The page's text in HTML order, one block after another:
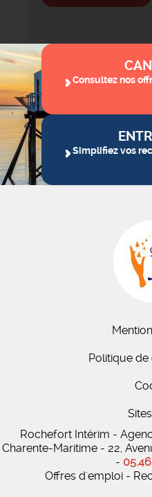
Consultez nos
Simplifiez vos
Politique
Rochefort Intérim -
Charente-Maritime - 22,
-
Offres d'emploi -